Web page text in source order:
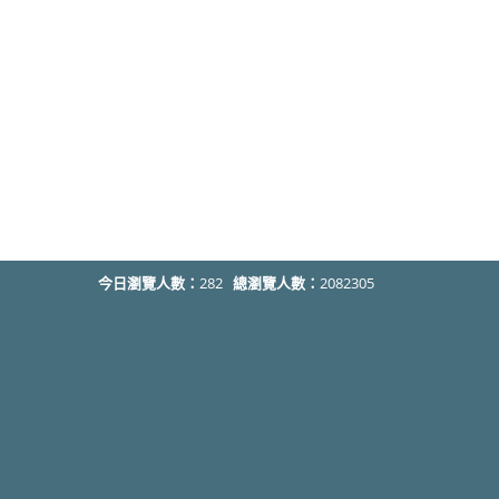
今日瀏覽人數： 282 總瀏覽人數： 2082305